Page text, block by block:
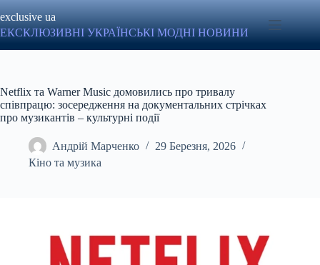
до
вмісту
exclusive ua
ЕКСКЛЮЗИВНІ УКРАЇНСЬКІ МОДНІ НОВИНИ
Netflix та Warner Music домовились про тривалу
співпрацю: зосередження на документальних стрічках
про музикантів – культурні події
Андрій Марченко
29 Березня, 2026
Кіно та музика